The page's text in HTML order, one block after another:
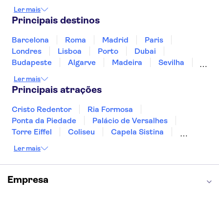
Marrocos
Maldivas
Singapura
Turquia
Ler mais
Principais destinos
Barcelona Roma Madrid
Paris
Londres
Lisboa Porto
Dubai
Budapeste
Algarve Madeira
Sevilha
Sintra
Lagos Vigo
Ler mais
Principais atrações
Cristo Redentor
Ria Formosa
Ponta da Piedade
Palácio de Versalhes
Torre Eiffel
Coliseu
Capela Sistina
Parque Güell
Caminito del Rey
Castelo de São Jorge
Quinta da Regaleira
Parque Warner
Ler mais
Empresa